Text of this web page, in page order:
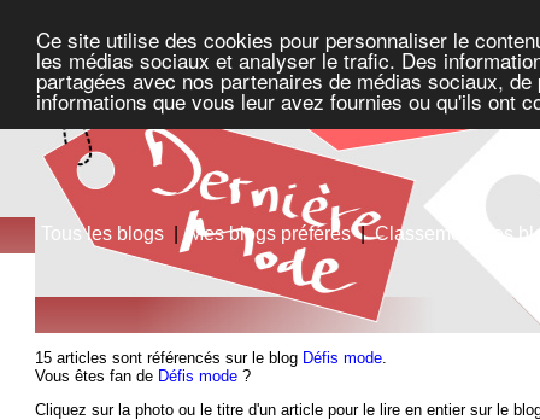
Ce site utilise des cookies pour personnaliser le
les médias sociaux et analyser le trafic. Des
partagées avec nos partenaires de médias sociaux,
informations que vous leur avez fournies ou qu'ils ont
Tous les blogs | Mes blogs préférés|Classement des
15 articles sont référencés sur le blog Défis mode
Vous êtes fan de Défis mode ?
Cliquez sur la photo ou le titre d'un article pour le lire en entier sur le